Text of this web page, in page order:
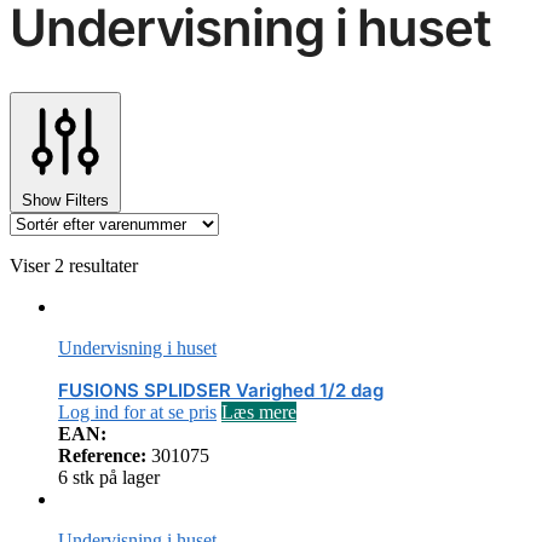
Undervisning i huset
Show Filters
Viser 2 resultater
Undervisning i huset
FUSIONS SPLIDSER Varighed 1/2 dag
Log ind for at se pris Læs mere
EAN:
Reference: 301075
6 stk på lager